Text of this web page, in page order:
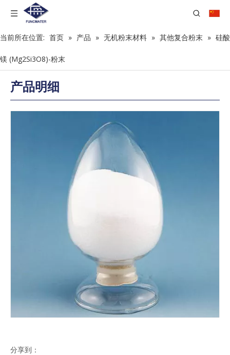
当前所在位置: 首页 » 产品 » 无机粉末材料 » 其他复合粉末 » 硅酸
镁 (Mg2Si3O8)-粉末
产品明细
分享到：